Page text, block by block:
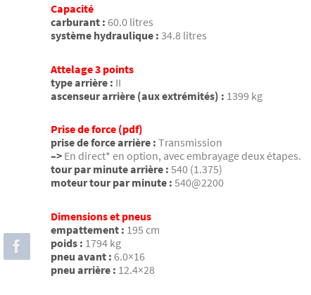
Capacité
carburant : 60.0 litres
système hydraulique : 34.8 litres
Attelage 3 points
type arrière : II
ascenseur arrière (aux extrémités) : 1399 kg
Prise de force (pdf)
prise de force arrière : Transmission
–> En direct* en option, avec embrayage deux étapes.
tour par minute arrière : 540 (1.375)
moteur tour par minute : 540@2200
Dimensions et pneus
empattement : 195 cm
poids : 1794 kg
pneu avant : 6.0×16
pneu arrière : 12.4×28